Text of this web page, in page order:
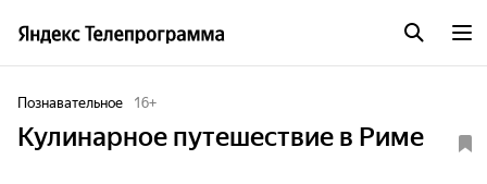
Познавательное 16+
Кулинарное путешествие в Риме